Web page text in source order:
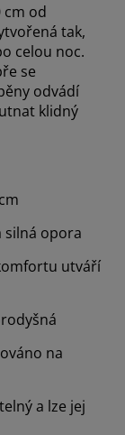
cm od
tak,
celou noc.
se
odvádí
klidný
silná opora
utváří
na
a lze jej